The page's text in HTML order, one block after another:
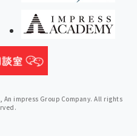
impress Group Company. All rights